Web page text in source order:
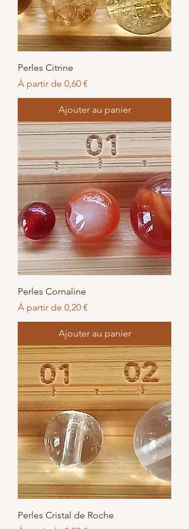
Perles Citrine
À partir de 0,60 €
Prix promotionnel
Ajouter au panier
Perles Cornaline
À partir de 0,20 €
Prix promotionnel
Ajouter au panier
Perles Cristal de Roche